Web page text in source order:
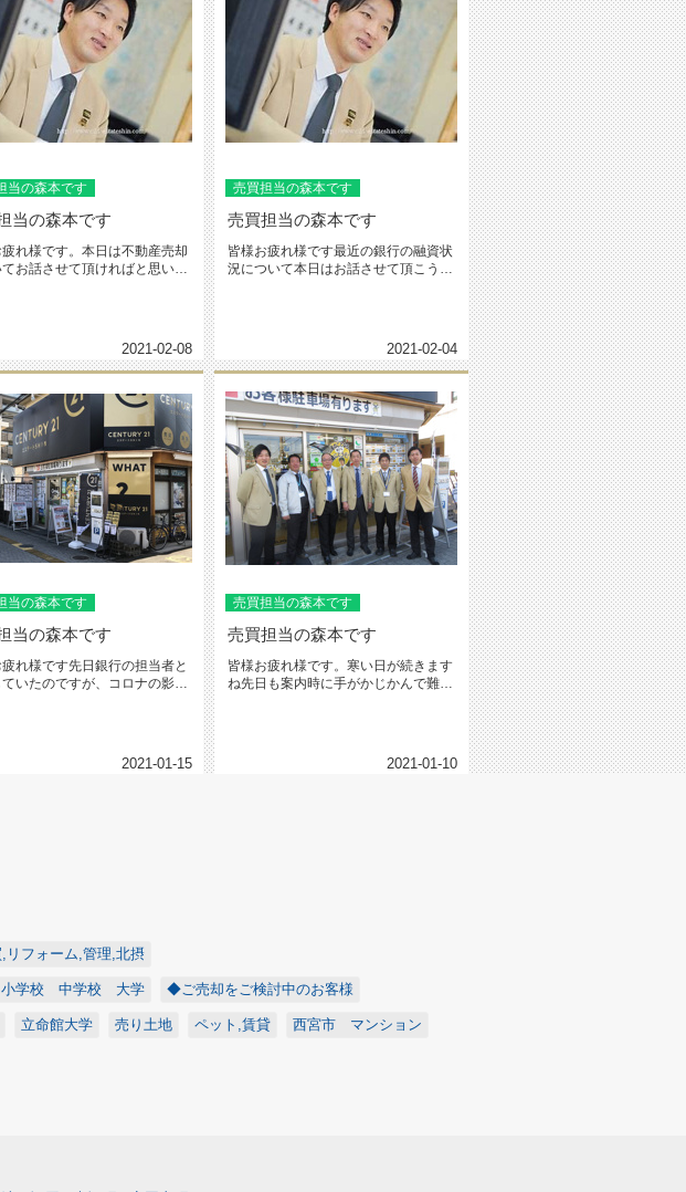
当の森本です
当の森本です
れ様です。本日は不動産売却
お話させて頂ければと思いま
2021-02-08
売買担当の森本です
売買担当の森本です
皆様お疲れ様です最近の銀行の融資状
況について本日はお話させて頂こうと
2021-02-04
当の森本です
当の森本です
れ様です先日銀行の担当者と
いたのですが、コロナの影響
2021-01-15
売買担当の森本です
売買担当の森本です
皆様お疲れ様です。寒い日が続きます
ね先日も案内時に手がかじかんで難儀
2021-01-10
リフォーム,管理,北摂
学校 中学校 大学 ◆ご売却をご検討中のお客様
立命館大学 売り土地 ペット,賃貸 西宮市 マンション